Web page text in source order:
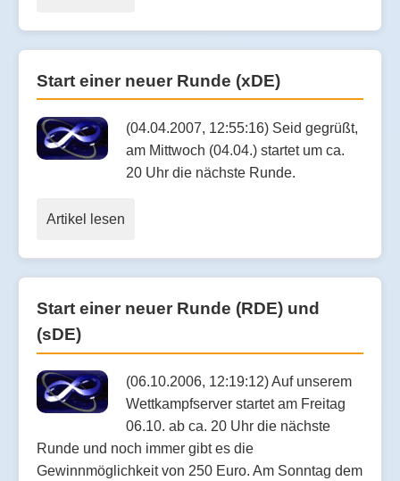
Start einer neuer Runde (xDE)
(04.04.2007, 12:55:16) Seid gegrüßt,
am Mittwoch (04.04.) startet um ca.
20 Uhr die nächste Runde.
Artikel lesen
Start einer neuer Runde (RDE) und
(sDE)
(06.10.2006, 12:19:12) Auf unserem
Wettkampfserver startet am Freitag
06.10. ab ca. 20 Uhr die nächste
Runde und noch immer gibt es die
Gewinnmöglichkeit von 250 Euro. Am Sonntag dem